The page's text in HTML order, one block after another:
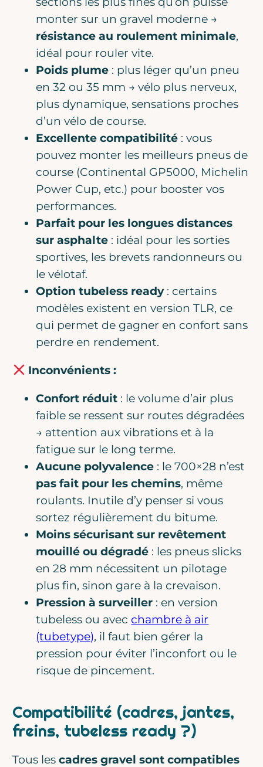
monter sur un gravel moderne →
résistance au roulement minimale,
idéal pour rouler vite.
Poids plume : plus léger qu’un pneu
en 32 ou 35 mm → vélo plus nerveux,
plus dynamique, sensations proches
d’un vélo de course.
Excellente compatibilité : vous
pouvez monter les meilleurs pneus de
course (Continental GP5000, Michelin
Power Cup, etc.) pour booster vos
performances.
Parfait pour les longues distances
sur asphalte : idéal pour les sorties
sportives, les brevets randonneurs ou
le vélotaf.
Option tubeless ready: certains
modèles existent en version TLR, ce
qui permet de gagner en confort sans
perdre en rendement.
Inconvénients :
Confort réduit : le volume d’air plus
faible se ressent sur routes dégradées
→ attention aux vibrations et à la
fatigue sur le long terme.
Aucune polyvalence : le 700×28 n’est
pas fait pour les chemins, même
roulants. Inutile d’y penser si vous
sortez régulièrement du bitume.
Moins sécurisant sur revêtement
mouillé ou dégradé : les pneus slicks
en 28 mm nécessitent un pilotage
plus fin, sinon gare à la crevaison.
Pression à surveiller : en version
tubeless ou avec chambre à air
(tubetype), il faut bien gérer la
pression pour éviter l’inconfort ou le
risque de pincement.
Compatibilité (cadres, jantes,
freins, tubeless ready ?)
Tous lescadres gravel sont compatibles